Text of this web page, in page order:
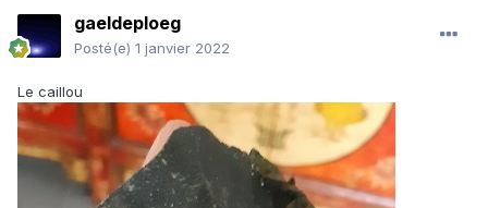
gaeldeploeg
Posté(e) 1 janvier 2022
Le caillou